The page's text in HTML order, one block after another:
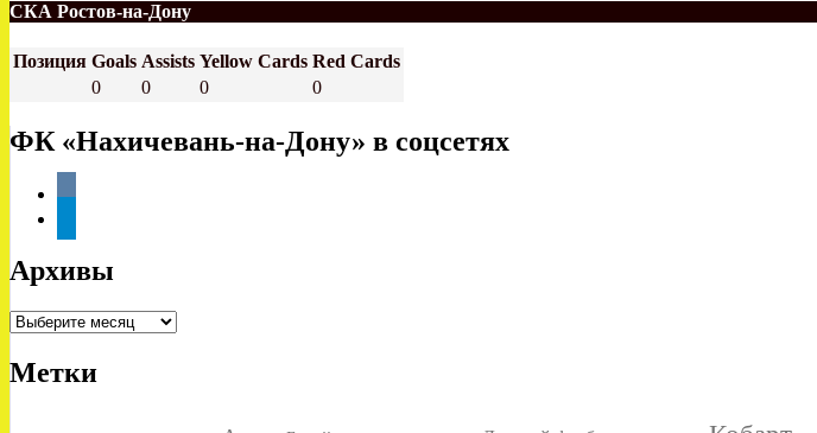
СКА Ростов-на-Дону
Позиция Goals Assists Yellow Cards Red Cards
0
0 0 0
ФК «Нахичевань-на-Дону» в соцсетях
Архивы
Архивы
Метки